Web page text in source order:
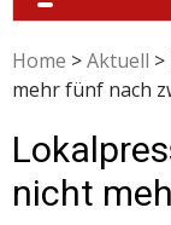
Home >Aktuell >
mehr fünf nach
nicht